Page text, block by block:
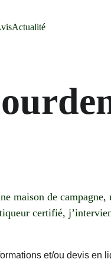
Actualité
maison de
certifié,